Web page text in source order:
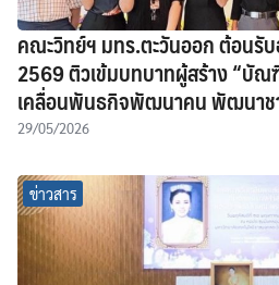
คณะวิทย์ฯ มทร.ตะวันออก ต้อนรั
2569 ติวเข้มบทบาทผู้สร้าง “บั
เคลื่อนพันธกิจพัฒนาคน พัฒนาช
29/05/2026
ข่าวสาร